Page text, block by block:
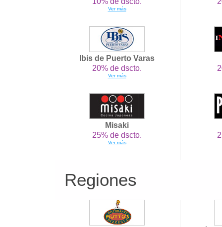
Ver más
Ibis de Puerto Varas
20% de dscto.
Ver más
Misaki
25% de dscto.
Ver más
Regiones